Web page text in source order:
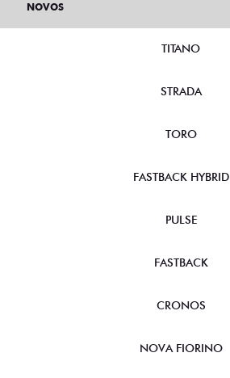
NOVOS
TITANO
STRADA
TORO
FASTBACK HYBRID
PULSE
FASTBACK
CRONOS
NOVA FIORINO